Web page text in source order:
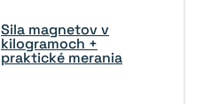
Sila magnetov v
kilogramoch +
praktické merania